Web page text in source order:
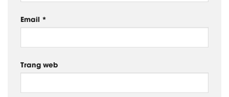
Email *
Trang web